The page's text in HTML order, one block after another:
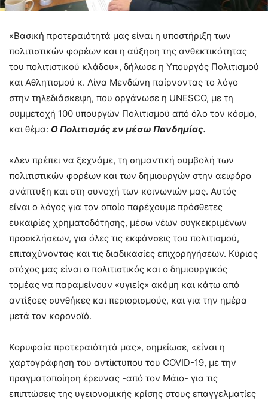
«Βασική προτεραιότητά μας είναι η υποστήριξη των
πολιτιστικών φορέων και η αύξηση της ανθεκτικότητας
του πολιτιστικού κλάδου», δήλωσε η Υπουργός Πολιτισμού
και Αθλητισμού κ. Λίνα Μενδώνη παίρνοντας το λόγο
στην τηλεδιάσκεψη, που οργάνωσε η UΝESCO, με τη
συμμετοχή 100 υπουργών Πολιτισμού από όλο τον κόσμο,
και θέμα: Ο Πολιτισμός εν μέσω Πανδημίας.
«Δεν πρέπει να ξεχνάμε, τη σημαντική συμβολή των
πολιτιστικών φορέων και των δημιουργών στην αειφόρο
ανάπτυξη και στη συνοχή των κοινωνιών μας. Αυτός
είναι ο λόγος για τον οποίο παρέχουμε πρόσθετες
ευκαιρίες χρηματοδότησης, μέσω νέων συγκεκριμένων
προσκλήσεων, για όλες τις εκφάνσεις του πολιτισμού,
επιταχύνοντας και τις διαδικασίες επιχορηγήσεων. Κύριος
στόχος μας είναι ο πολιτιστικός και ο δημιουργικός
τομέας να παραμείνουν «υγιείς» ακόμη και κάτω από
αντίξοες συνθήκες και περιορισμούς, και για την ημέρα
μετά τον κορονοϊό.
Κορυφαία προτεραιότητά μας», σημείωσε, «είναι η
χαρτογράφηση του αντίκτυπου του COVID-19, με την
πραγματοποίηση έρευνας -από τον Μάιο- για τις
επιπτώσεις της υγειονομικής κρίσης στους επαγγελματίες